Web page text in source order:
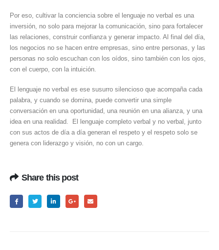
Por eso, cultivar la conciencia sobre el lenguaje no verbal es una
inversión, no solo para mejorar la comunicación, sino para fortalecer
las relaciones, construir confianza y generar impacto. Al final del día,
los negocios no se hacen entre empresas, sino entre personas, y las
personas no solo escuchan con los oídos, sino también con los ojos,
con el cuerpo, con la intuición.
El lenguaje no verbal es ese susurro silencioso que acompaña cada
palabra, y cuando se domina, puede convertir una simple
conversación en una oportunidad, una reunión en una alianza, y una
idea en una realidad. El lenguaje completo verbal y no verbal, junto
con sus actos de día a día generan el respeto y el respeto solo se
genera con liderazgo y visión, no con un cargo.
Share this post